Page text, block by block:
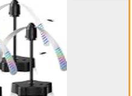
Villa Kunte...